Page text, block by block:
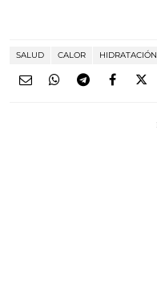
SALUD CALOR HIDRATACIÓN